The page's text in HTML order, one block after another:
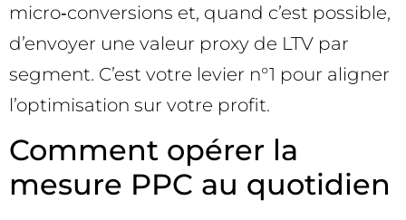
micro‑conversions et, quand c’est possible,
d’envoyer une valeur proxy de LTV par
segment. C’est votre levier n°1 pour aligner
l’optimisation sur votre profit.
Comment opérer la
mesure PPC au quotidien